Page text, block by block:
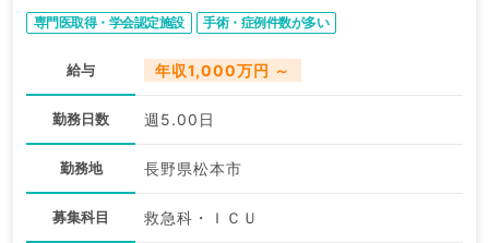
専門医取得・学会認定施設 手術・症例件数が多い
給与 年収1,000万円 ～
勤務日数 週5.00日
勤務地 長野県松本市
募集科目 救急科・ＩＣＵ